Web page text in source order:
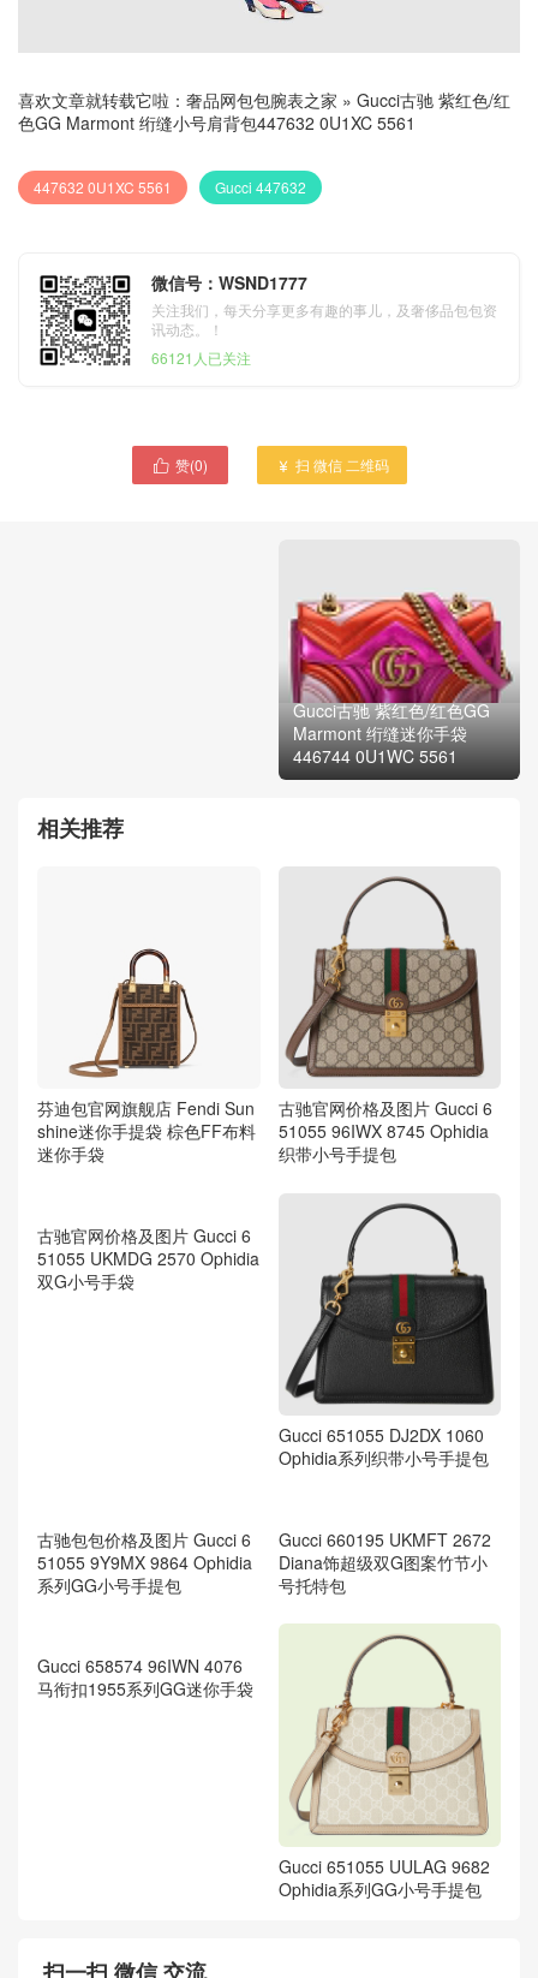
喜欢文章就转载它啦： 奢品网包包腕表之家 » Gucci古驰 紫红色/红
色GG Marmont 绗缝小号肩背包447632 0U1XC 5561
447632 0U1XC 5561 Gucci 447632
微信号：WSND1777
关注我们，每天分享更多有趣的事儿，及奢侈品包包资
讯动态。！
66121人已关注
 赞(0)  扫 微信 二维码
Gucci古驰 粉色/金色GG
Marmont 绗缝皮革腰包
Gucci古驰 紫红色/红色GG
Marmont 绗缝迷你手袋
446744 0U1WC 5561
相关推荐
芬迪包官网旗舰店 Fendi Sun
shine迷你手提袋 棕色FF布料
迷你手袋
古驰官网价格及图片 Gucci 6
51055 96IWX 8745 Ophidia
织带小号手提包
古驰官网价格及图片 Gucci 6
51055 UKMDG 2570 Ophidia
双G小号手袋
Gucci 651055 DJ2DX 1060
Ophidia系列织带小号手提包
古驰包包价格及图片 Gucci 6
51055 9Y9MX 9864 Ophidia
系列GG小号手提包
Gucci 660195 UKMFT 2672
Diana饰超级双G图案竹节小
号托特包
Gucci 651055 UULAG 9682
Ophidia系列GG小号手提包
扫一扫 微信 交流